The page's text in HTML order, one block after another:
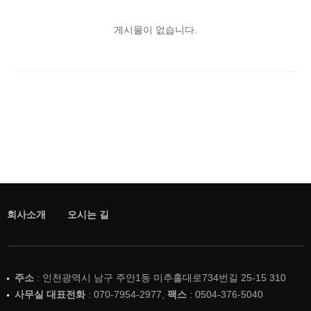
게시물이 없습니다.
회사소개 오시는 길
주소 : 인천광역시 남구 주안1동 미추홀대로734번길 25-15 310
사무실 대표전화: 070-7954-2977, 팩스 : 0504-376-5040